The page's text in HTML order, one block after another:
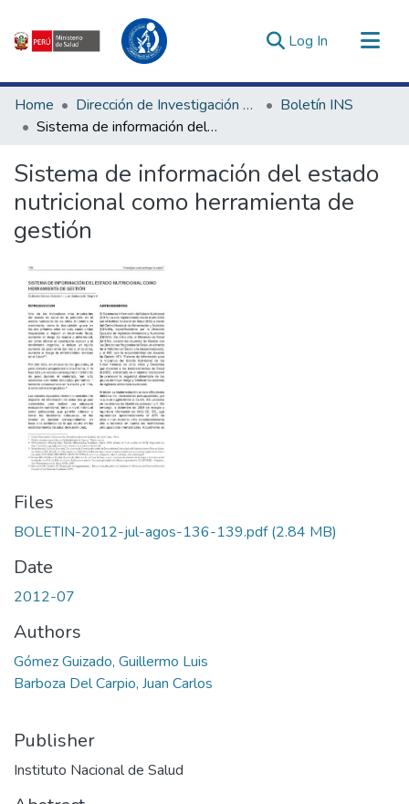
Log In (current)
Communities & Collections
All of DSpace
Estadísticas Externas
Enlaces de interés ▾
Home Dirección de Investigación e Innovación en Salud
Boletín INS
Sistema de información del estado nutricional como herramienta de gestión
Sistema de información del estado
nutricional como herramienta de
gestión
Files
BOLETIN-2012-jul-agos-136-139.pdf(2.84 MB)
Date
2012-07
Authors
Gómez Guizado, Guillermo Luis
Barboza Del Carpio, Juan Carlos
Publisher
Instituto Nacional de Salud